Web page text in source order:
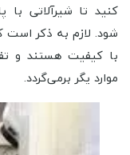
کنید تا شیرآلاتی
شود. لازم به ذکر است
با کیفیت هستند و
موارد یگر برمی‌گردد.